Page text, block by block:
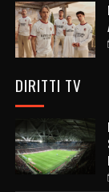
DIRITTI TV